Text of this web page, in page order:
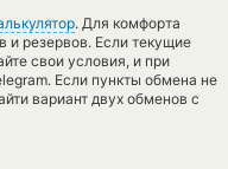
. Для комфорта
и резервов. Если текущие
свои условия, и при
Если пункты обмена не
вариант двух обменов с